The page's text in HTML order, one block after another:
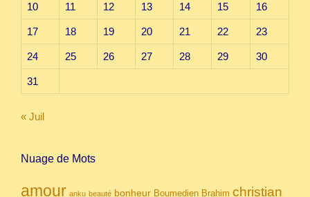
10 11 12 13 14 15 16
17 18 19 20 21 22 23
24 25 26 27 28 29 30
31
« Juil
Nuage de Mots
amour anku beauté bonheur Boumedien Brahim christian